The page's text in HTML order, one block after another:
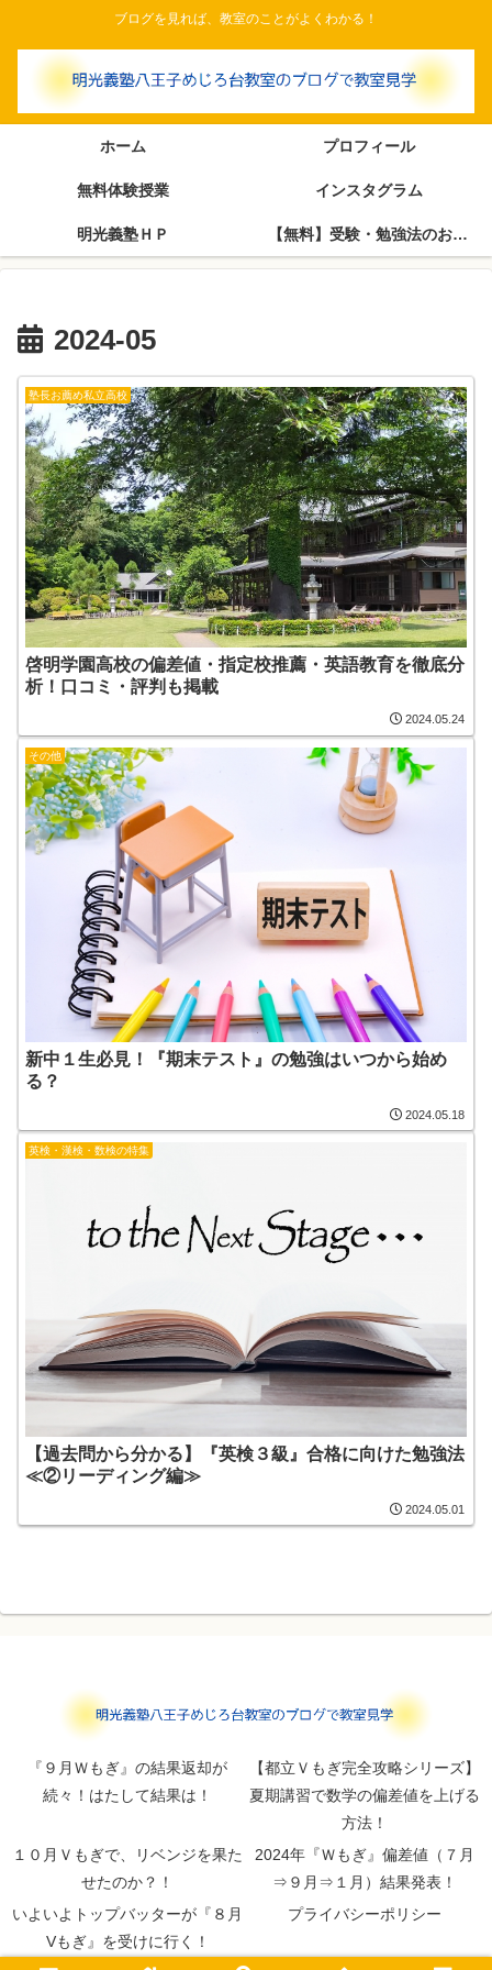
ブログを見れば、教室のことがよくわかる！
ホーム プロフィール
無料体験授業 インスタグラム
明光義塾ＨＰ 【無料】受験・勉強法のお悩み相談室（塾長がブログで回答します）
2024-05
塾長お薦め私立高校
啓明学園高校の偏差値・指定校推薦・英語教育を徹底分
析！口コミ・評判も掲載
2024.05.24
その他
新中１生必見！『期末テスト』の勉強はいつから始め
る？
2024.05.18
英検・漢検・数検の特集
【過去問から分かる】『英検３級』合格に向けた勉強法
≪②リーディング編≫
2024.05.01
『９月Ｗもぎ』の結果返却が
続々！はたして結果は！
【都立Ｖもぎ完全攻略シリーズ】
夏期講習で数学の偏差値を上げる
方法！
１０月Ｖもぎで、リベンジを果た
せたのか？！
2024年『Ｗもぎ』偏差値（７月
⇒９月⇒１月）結果発表！
いよいよトップバッターが『８月
Vもぎ』を受けに行く！
プライバシーポリシー